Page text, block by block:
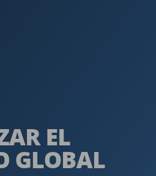
EL
GLOBAL­